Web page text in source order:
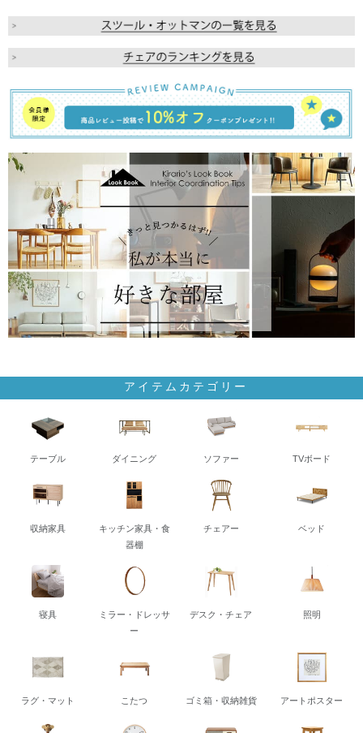
アイテムカテゴリー
テーブル ダイニング ソファー TVボード
収納家具
キッチン家具・食
器棚
チェアー ベッド
寝具
ミラー・ドレッサ
ー
デスク・チェア 照明
ラグ・マット こたつ ゴミ箱・収納雑貨 アートポスター